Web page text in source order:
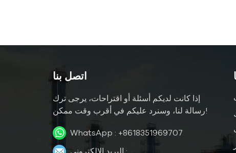
اتصل بنا
إذا كانت لديكم أسئلة أو اقتراحات، يرجى ترك
رسالة لنا، وسنرد عليكم في أقرب وقت ممكن!
WhatsApp : +8618351969707
البريد الإلكتروني :